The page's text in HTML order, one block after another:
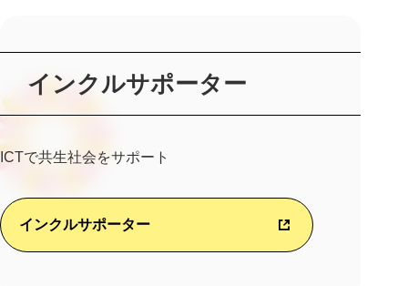
インクルサポーター
ICTで共生社会をサポート
インクルサポーター